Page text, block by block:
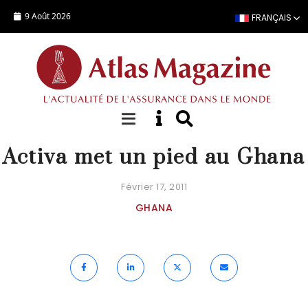
9 Août 2026 FRANÇAIS
ACTUALITÉ
Activa met un pied au Ghana
Février 17, 2011
GHANA